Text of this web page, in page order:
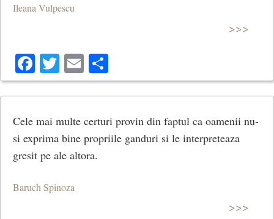
Ileana Vulpescu
>>>
Facebook
Twitter
Email
Cele mai multe certuri provin din faptul ca oamenii nu-
si exprima bine propriile ganduri si le interpreteaza
gresit pe ale altora.
Baruch Spinoza
>>>